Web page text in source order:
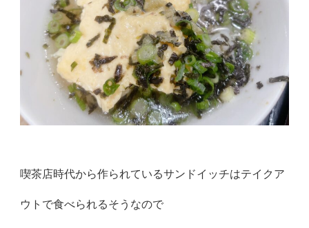
喫茶店時代から作られているサンドイッチはテイクア
ウトで食べられるそうなので